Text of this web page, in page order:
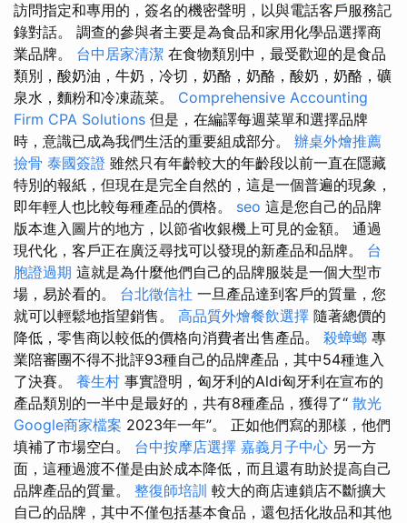
訪問指定和專用的，簽名的機密聲明，以與電話客戶服務記
錄對話。 調查的參與者主要是為食品和家用化學品選擇商
業品牌。 台中居家清潔 在食物類別中，最受歡迎的是食品
類別，酸奶油，牛奶，冷切，奶酪，奶酪，酸奶，奶酪，礦
泉水，麵粉和冷凍蔬菜。 Comprehensive Accounting
Firm CPA Solutions 但是，在編譯每週菜單和選擇品牌
時，意識已成為我們生活的重要組成部分。 辦桌外燴推薦
撿骨 泰國簽證 雖然只有年齡較大的年齡段以前一直在隱藏
特別的報紙，但現在是完全自然的，這是一個普遍的現象，
即年輕人也比較每種產品的價格。 seo 這是您自己的品牌
版本進入圖片的地方，以節省收銀機上可見的金額。 通過
現代化，客戶正在廣泛尋找可以發現的新產品和品牌。 台
胞證過期 這就是為什麼他們自己的品牌服裝是一個大型市
場，易於看的。 台北徵信社 一旦產品達到客戶的質量，您
就可以輕鬆地指望銷售。 高品質外燴餐飲選擇 隨著總價的
降低，零售商以較低的價格向消費者出售產品。 殺蟑螂 專
業陪審團不得不批評93種自己的品牌產品，其中54種進入
了決賽。 養生村 事實證明，匈牙利的Aldi匈牙利在宣布的
產品類別的一半中是最好的，共有8種產品，獲得了“ 散光
Google商家檔案 2023年一年”。 正如他們寫的那樣，他們
填補了市場空白。 台中按摩店選擇 嘉義月子中心 另一方
面，這種過渡不僅是由於成本降低，而且還有助於提高自己
品牌產品的質量。 整復師培訓 較大的商店連鎖店不斷擴大
自己的品牌，其中不僅包括基本食品，還包括化妝品和其他